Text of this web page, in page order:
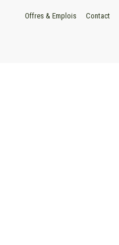
Offres & Emplois Contact